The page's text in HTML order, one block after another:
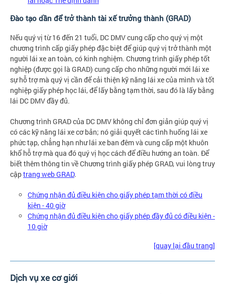
Đào tạo dần để trở thành tài xế trưởng thành (GRAD)
Nếu quý vị từ 16 đến 21 tuổi, DC DMV cung cấp cho quý vị một
chương trình cấp giấy phép đặc biệt để giúp quý vị trở thành một
người lái xe an toàn, có kinh nghiệm. Chương trình giấy phép tốt
nghiệp (được gọi là GRAD) cung cấp cho những người mới lái xe
sự hỗ trợ mà quý vị cần để cải thiện kỹ năng lái xe của mình và tốt
nghiệp giấy phép học lái, để lấy bằng tạm thời, sau đó là lấy bằng
lái DC DMV đầy đủ.
Chương trình GRAD của DC DMV không chỉ đơn giản giúp quý vị
có các kỹ năng lái xe cơ bản; nó giải quyết các tình huống lái xe
phức tạp, chẳng hạn như lái xe ban đêm và cung cấp một khuôn
khổ hỗ trợ mà qua đó quý vị học cách để điều hướng an toàn. Để
biết thêm thông tin về Chương trình giấy phép GRAD, vui lòng truy
cậptrang web GRAD.
Chứng nhận đủ điều kiện cho giấy phép tạm thời có điều
kiện - 40 giờ
Chứng nhận đủ điều kiện cho giấy phép đầy đủ có điều kiện -
10 giờ
[quay lại đầu trang]
Dịch vụ xe cơ giới